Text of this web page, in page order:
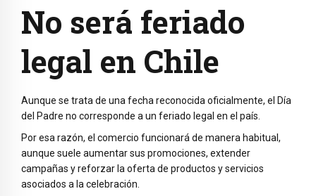
No será feriado
legal en Chile
Aunque se trata de una fecha reconocida oficialmente, el Día
del Padre no corresponde a un feriado legal en el país.
Por esa razón, el comercio funcionará de manera habitual,
aunque suele aumentar sus promociones, extender
campañas y reforzar la oferta de productos y servicios
asociados a la celebración.